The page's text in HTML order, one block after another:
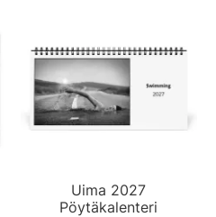
Uima 2027
Pöytäkalenteri